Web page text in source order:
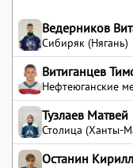
Ведерников
Сибиряк (Нягань)
Витиганцев
Нефтеюганские
Тузлаев Матвей
Столица (Ханты-
Останин Кирилл